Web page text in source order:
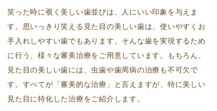
笑った時に覗く美しい歯並びは、人にいい印象を与えま
す。思いっきり笑える見た目の美しい歯は、使いやすくお
手入れしやすい歯でもあります。そんな歯を実現するため
に行う、様々な審美治療をご用意しています。もちろん、
見た目の美しい歯には、虫歯や歯周病の治療も不可欠で
す。すべてが「審美的な治療」と言えますが、特に美しい
見た目に特化した治療をご紹介します。